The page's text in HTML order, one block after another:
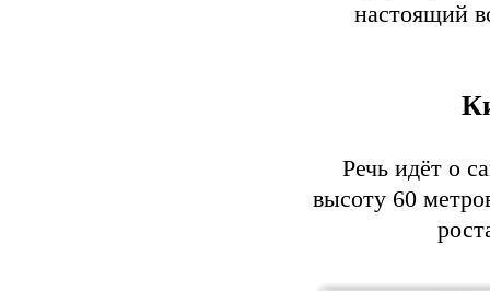
настоящий
Речь идёт о
высоту 60